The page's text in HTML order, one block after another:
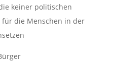
keiner politischen
die Menschen in der